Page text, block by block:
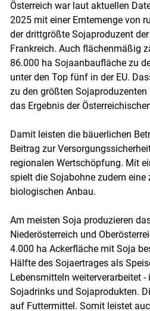
Österreich war laut aktuellen
2025 mit einer Erntemenge von
der drittgrößte Sojaproduzent
Frankreich. Auch flächenmäßig
86.000 ha Sojaanbaufläche zu
unter den Top fünf in der EU.
zu den größten Sojaproduzenten
das Ergebnis der
Damit leisten die bäuerlichen
Beitrag zur
regionalen Wertschöpfung. Mit
spielt die Sojabohne zudem eine
biologischen Anbau.
Am meisten Soja produzieren
Niederösterreich und
4.000 ha Ackerfläche mit Soja
Hälfte des Sojaertrages als
Lebensmitteln weiterverarbeitet -
Sojadrinks und Sojaprodukten.
auf Futtermittel. Somit leistet